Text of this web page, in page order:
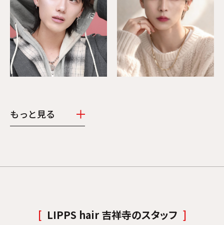
もっと見る
LIPPS hair 吉祥寺のスタッフ